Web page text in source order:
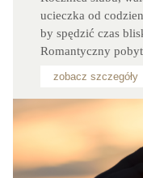
ucieczka od
by spędzić czas
Romantyczny
zobacz szczegóły